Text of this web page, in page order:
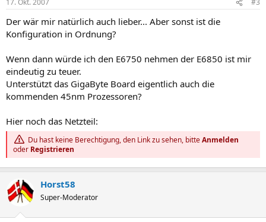
17. Okt. 2007 #3
Der wär mir natürlich auch lieber... Aber sonst ist die
Konfiguration in Ordnung?
Wenn dann würde ich den E6750 nehmen der E6850 ist mir
eindeutig zu teuer.
Unterstützt das GigaByte Board eigentlich auch die
kommenden 45nm Prozessoren?
Hier noch das Netzteil:
Du hast keine Berechtigung, den Link zu sehen, bitteAnmelden
oder Registrieren
Horst58
Super-Moderator